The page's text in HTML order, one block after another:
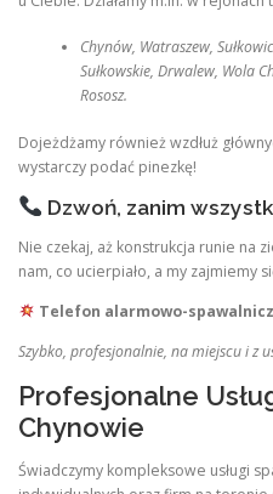
Chynów, Watraszew,
Sułkowskie, Drwalew, Wola
Rososz.
Dojeżdżamy również wzdłuż
wystarczy podać pinezkę!
Dzwoń, zanim
Nie czekaj, aż konstrukcja runie na
nam, co ucierpiało, a my zajmiemy
Telefon alarmowo-
Szybko, profesjonalnie, na miejscu i z
Profesjonalne
Chynowie
Świadczymy kompleksowe usługi